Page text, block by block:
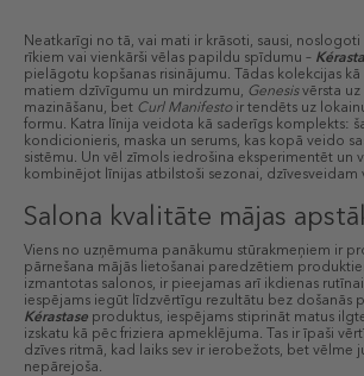
Neatkarīgi no tā, vai mati ir krāsoti, sausi,
rīkiem vai vienkārši vēlas papildu spīdumu –
pielāgotu kopšanas risinājumu. Tādas kolekcijas kā
matiem dzīvīgumu un mirdzumu, Genesisvērsta uz
mazināšanu, bet Curl Manifestoir tendēts uz
formu. Katra līnija veidota kā saderīgs komplekts:
kondicionieris, maska un serums, kas kopā veido
sistēmu. Un vēl zīmols iedrošina eksperimentēt un
kombinējot līnijas atbilstoši sezonai, dzīvesveidam
Salona kvalitāte mājas
Viens no uzņēmuma panākumu stūrakmeņiem ir
pārnešana mājās lietošanai paredzētiem
izmantotas salonos, ir pieejamas arī ikdienas
iespējams iegūt līdzvērtīgu rezultātu bez došanās
Kérastase produktus, iespējams stiprināt matus
izskatu kā pēc friziera apmeklējuma. Tas ir īpaši
dzīves ritmā, kad laiks sev ir ierobežots, bet vēlme
nepārejoša.